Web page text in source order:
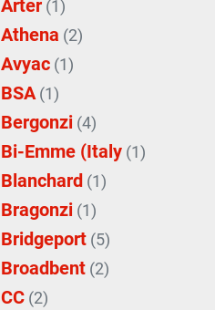
Arter (1)
Athena (2)
Avyac (1)
BSA(1)
Bergonzi (4)
Bi-Emme (Italy (1)
Blanchard (1)
Bragonzi (1)
Bridgeport (5)
Broadbent (2)
CC (2)